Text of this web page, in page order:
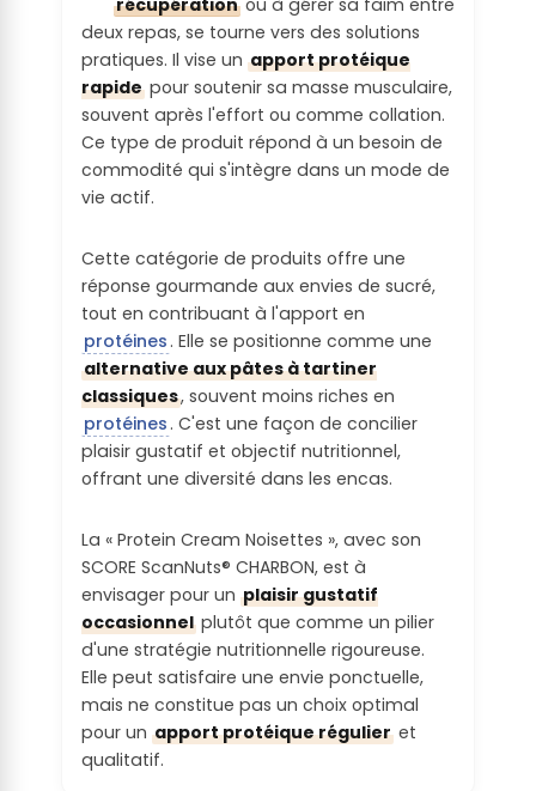
Troubles
neurologiqu
Le produit ne contient pas de substance
probablement toxiques
Le produit ne contient pas de substance
probablement toxiques
Perturbateu
r
endocrinien
:
probablement toxiques
Allergies :
Le produit contient une ou des
substances reconnues comme un des 14
allergènes majeurs (gluten, crustacés,
œufs, poissons, arachides, soja, lait, fruits
à coques, célerie, moutarde, sésame,
Les matières premières utilisées sont à
risque et ne sont pas couvertes par une
certification durable
Origine
géographiq
ue de la
Matière
On ne connait pas l'origine géographique
de la matière première (principale)
Lieu de
vente /
consommat
ion estimée
:
Le pays de vente du produit fini n'est pas
le même que celui de production - avec
vente sur internet (plus de 50% du CA)
Portion de
l'emballage
:
Produit en large format / multi-utilisation
on :
Aucune communication / explication sur
les procédés de transformation
Perception
sociétale :
Le produit ne contient aucune substance
controversée interdite dans le cahier des
charges des grands distributeurs (U,
Carrefour) et/ou décriée par une
association/ONG
Alertes
réglementair
es :
un label écologique ou limitée par une
réglementation en Europe ou ailleurs
Communicat
ion
responsable :
La réalité du produit / service semble
contredire le discours marketing associé
Le produit est noté D
Quantité de
Lipides par
portion :
Concentrati
on en Acide
Gras
Saturés de
la portion :
Entre 10% et 20%
Quantité de
dans une
portion :
Entre 20 et 25%
Qualité des
protéines
du produit
ou de la
deux repas, se tourne vers des solutions
pratiques. Il vise unapport protéique
rapide pour soutenir sa masse musculaire,
souvent après l'effort ou comme collation.
Ce type de produit répond à un besoin de
commodité qui s'intègre dans un mode de
vie actif.
Cette catégorie de produits offre une
réponse gourmande aux envies de sucré,
tout en contribuant à l'apport en
protéines . Elle se positionne comme une
alternative aux pâtes à tartiner
classiques, souvent moins riches en
protéines . C'est une façon de concilier
plaisir gustatif et objectif nutritionnel,
offrant une diversité dans les encas.
La « Protein Cream Noisettes », avec son
SCORE ScanNuts® CHARBON, est à
envisager pour unplaisir gustatif
occasionnel plutôt que comme un pilier
d'une stratégie nutritionnelle rigoureuse.
Elle peut satisfaire une envie ponctuelle,
mais ne constitue pas un choix optimal
pour unapport protéique régulier et
qualitatif.